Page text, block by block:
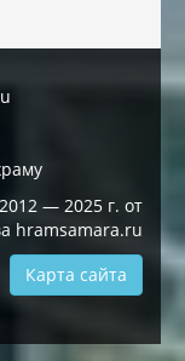
— 2025 г. от
hramsamara.ru
Карта сайта